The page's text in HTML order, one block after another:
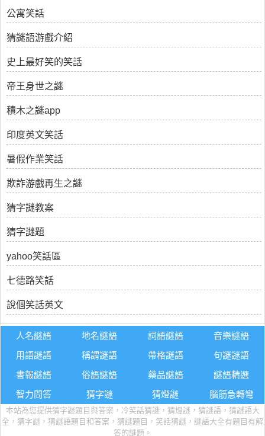
公寓笑話
猜謎語游戲介紹
史上最好笑的笑話
帝王身世之謎
積木之謎app
印度英文笑話
暑假作業笑話
欺詐游戲再生之謎
猜字謎教案
猜字謎題
yahoo笑話區
七德路笑話
說個笑話英文
人名謎語 地名謎語 詞語謎語
音樂謎語
用語謎語
稱謂謎語 帶格謎語
句謎謎語
書報謎語
俗語謎語 藥品謎語
謎語精選
智力問答
猜字謎 猜燈謎 腦筋急轉彎
本站為您提供猜字謎題目與答案，冷笑話猜謎，猜燈謎，猜謎語，猜謎語大
全，猜字謎，猜謎語題目和答案，猜謎題目，笑話猜謎，謎語大全有題目有解
答的謎題。